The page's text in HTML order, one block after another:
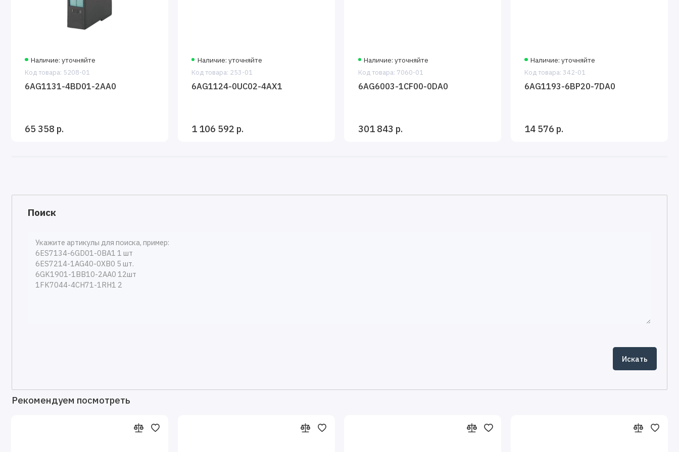
Наличие: уточняйте
Код товара: 5208-01
6AG1131-4BD01-2AA0
65 358 р.
Наличие: уточняйте
Код товара: 253-01
6AG1124-0UC02-4AX1
1 106 592 р.
Наличие: уточняйте
Код товара: 7060-01
6AG6003-1CF00-0DA0
301 843 р.
Наличие: уточняйте
Код товара: 342-01
6AG1193-6BP20-7DA0
14 576 р.
Поиск
Рекомендуем посмотреть